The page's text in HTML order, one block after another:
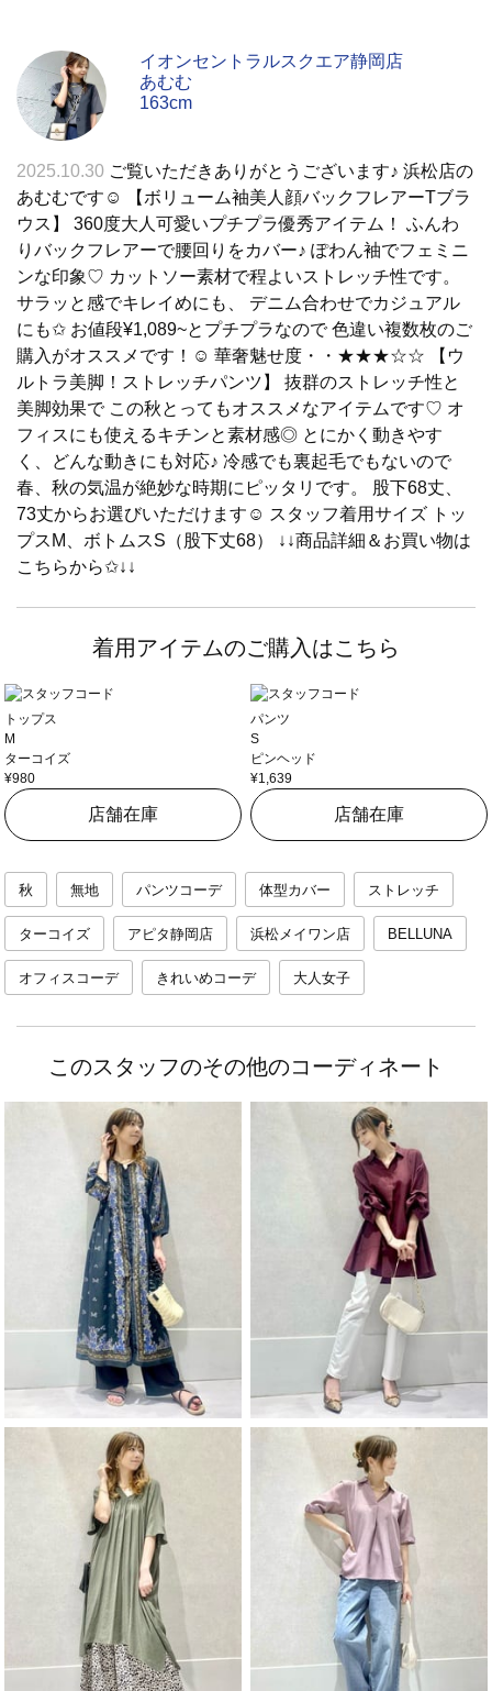
イオンセントラルスクエア静岡店
あむむ
163cm
2025.10.30 ご覧いただきありがとうございます♪ 浜松店の
あむむです☺︎︎ 【ボリューム袖美人顔バックフレアーTブラ
ウス】 360度大人可愛いプチプラ優秀アイテム！ ふんわ
りバックフレアーで腰回りをカバー♪ ぽわん袖でフェミニ
ンな印象♡ カットソー素材で程よいストレッチ性です。
サラッと感でキレイめにも、 デニム合わせでカジュアル
にも✩︎ お値段¥1,089~とプチプラなので 色違い複数枚のご
購入がオススメです！☺︎︎ 華奢魅せ度・・★★★☆☆ 【ウ
ルトラ美脚！ストレッチパンツ】 抜群のストレッチ性と
美脚効果で この秋とってもオススメなアイテムです♡ オ
フィスにも使えるキチンと素材感◎ とにかく動きやす
く、どんな動きにも対応♪ 冷感でも裏起毛でもないので
春、秋の気温が絶妙な時期にピッタリです。 股下68丈、
73丈からお選びいただけます☺︎︎ スタッフ着用サイズ トッ
プスM、ボトムスS（股下丈68） ↓↓商品詳細＆お買い物は
こちらから✩︎↓↓
着用アイテムのご購入はこちら
トップス
M
ターコイズ
¥980
店舗在庫
パンツ
S
ピンヘッド
¥1,639
店舗在庫
秋 無地 パンツコーデ 体型カバー ストレッチ
ターコイズ アピタ静岡店 浜松メイワン店 BELLUNA
オフィスコーデ きれいめコーデ 大人女子
このスタッフのその他のコーディネート